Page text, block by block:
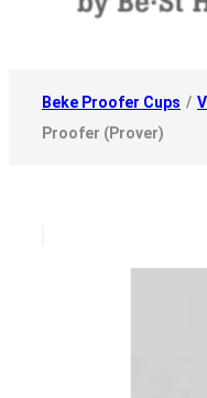
Beke Proofer Cups /
Proofer (Prover)